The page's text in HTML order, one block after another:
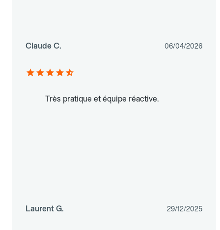
Claude C. 06/04/2026
Très pratique et équipe réactive.
Laurent G. 29/12/2025